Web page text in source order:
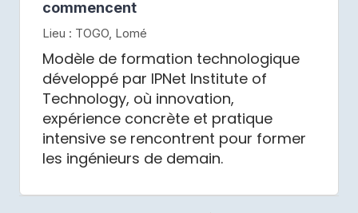
commencent
Lieu : TOGO, Lomé
Modèle de formation technologique
développé par IPNet Institute of
Technology, où innovation,
expérience concrète et pratique
intensive se rencontrent pour former
les ingénieurs de demain.